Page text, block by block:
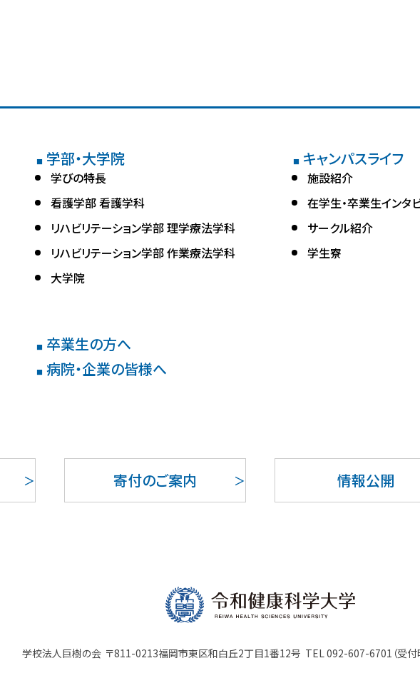
■ 学部・大学院
学びの特長
看護学部 看護学科
リハビリテーション学部 理学療法学科
リハビリテーション学部 作業療法学科
大学院
■ キャンパスライフ
施設紹介
在学生・卒業生インタ
サークル紹介
学生寮
■ 卒業生の方へ
■ 病院・企業の皆様へ
寄付のご案内 情報公開
学校法人巨樹の会 〒811-0213福岡市東区和白丘2丁目1番12号 TEL 092-607-6701（受付